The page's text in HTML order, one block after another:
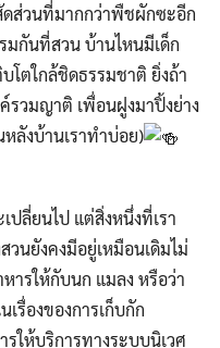
ดส่วนที่มากกว่าพืชผักซะอีก
มกันที่สวน บ้านไหนมีเด็ก
โตใกล้ชิดธรรมชาติ ยิ่งถ้า
รวมญาติ เพื่อนฝูงมาปิ้งย่าง
ลังบ้านเราทำบ่อย)
ปลี่ยนไป แต่สิ่งหนึ่งที่เรา
นยังคงมีอยู่เหมือนเดิมไม่
ารให้กับนก แมลง หรือว่า
รื่องของการเก็บกัก
ให้บริการทางระบบนิเวศ